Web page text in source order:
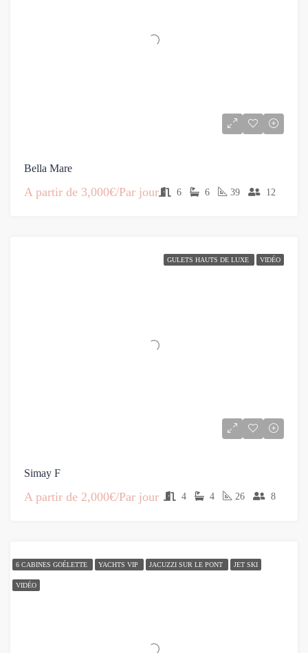
Bella Mare
A partir de 3,000€/Par jour 6 6 39 12
GULETS HAUTS DE LUXE VIDÉO
Simay F
A partir de 2,000€/Par jour 4 4 26 8
6 CABINES GOÉLETTE YACHTS VIP JACUZZI SUR LE PONT JET SKI
VIDÉO